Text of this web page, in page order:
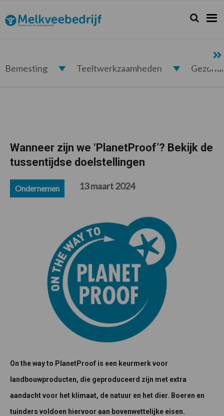
de
hoofdnavigatie
de
hoofd
de
eerste
de
voettekst
Melkveebedrijf.nl Zoeken...
Zoek
Bemesting Teeltwerkzaamheden
Wanneer zijn we ‘PlanetProof’? Bekijk de
tussentijdse doelstellingen
Ondernemen 13 maart 2024
On the way to PlanetProof is een keurmerk voor
landbouwproducten, die geproduceerd zijn met extra
aandacht voor het klimaat, de natuur en het dier. Boeren en
tuinders voldoen hiervoor aan bovenwettelijke eisen.